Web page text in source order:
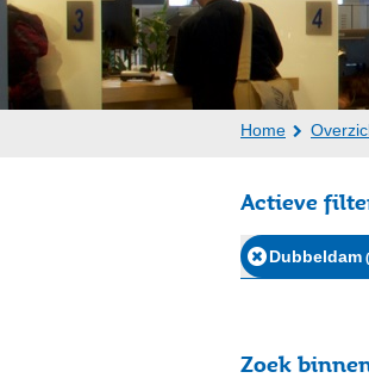
Home
Actieve
Dubbeldam
Zoek